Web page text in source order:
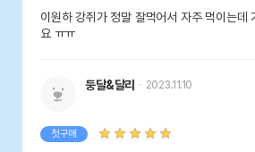
이원하 강쥐가 정말 잘먹어서 자주 먹이는데
요 ㅠㅠ
둥달&달리 2023.11.10
첫구매